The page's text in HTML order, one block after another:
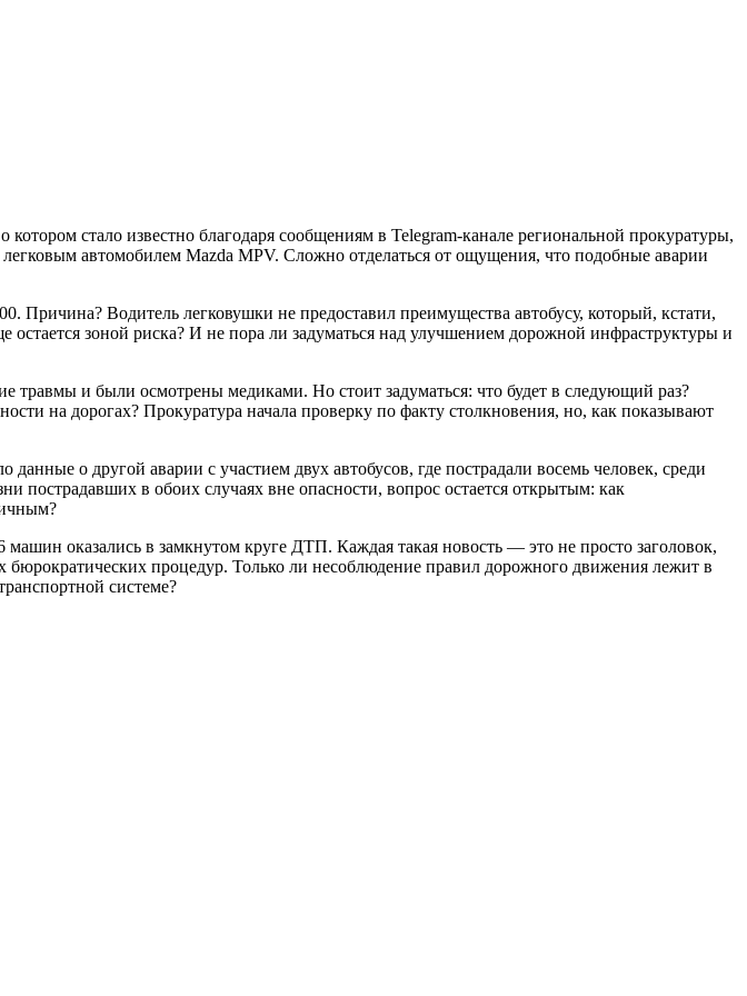
стало известно благодаря сообщениям в Telegram-канале региональной прокуратуры,
автомобилем Mazda MPV. Сложно отделаться от ощущения, что подобные аварии
Причина? Водитель легковушки не предоставил преимущества автобусу, который, кстати,
зоной риска? И не пора ли задуматься над улучшением дорожной инфраструктуры и
травмы и были осмотрены медиками. Но стоит задуматься: что будет в следующий раз?
на дорогах? Прокуратура начала проверку по факту столкновения, но, как показывают
о другой аварии с участием двух автобусов, где пострадали восемь человек, среди
в обоих случаях вне опасности, вопрос остается открытым: как
оказались в замкнутом круге ДТП. Каждая такая новость — это не просто заголовок,
процедур. Только ли несоблюдение правил дорожного движения лежит в
системе?